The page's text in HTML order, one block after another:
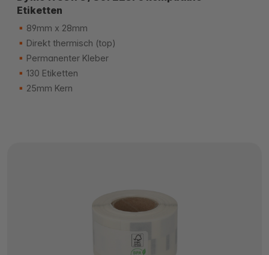
Etiketten
89mm x 28mm
Direkt thermisch (top)
Permanenter Kleber
130 Etiketten
25mm Kern